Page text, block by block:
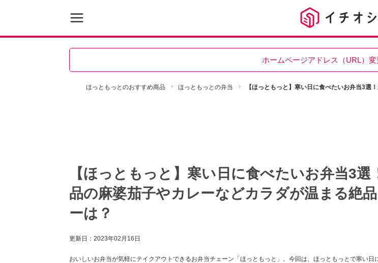
ホームページアドレス（URL）
ほっともっとのおすすめ商品 ほっともっとの弁当 【ほっともっと】寒い日に食べたいお弁当3選
【ほっともっと】寒い日に食べたいお弁当3選
品の麻婆茄子やカレーなどカラダが温まる絶
ーは？
更新日： 2023年02月16日
おいしいお弁当が気軽にテイクアウトできるお弁当チェーン「ほっともっと」。今回は、ほっともっとで寒い日